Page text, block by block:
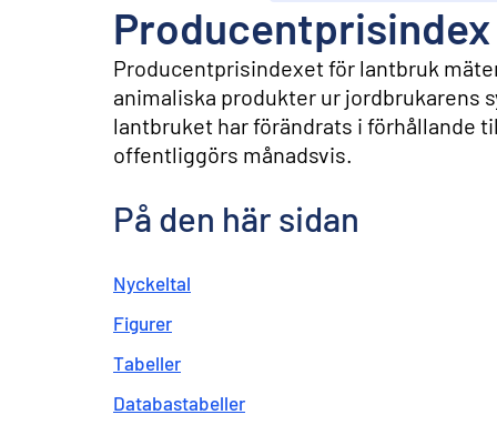
Producentprisindexet för lantbruk
animaliska produkter ur jordbrukarens
lantbruket har förändrats i förhållande
offentliggörs månadsvis.
På den här sidan
Nyckeltal
Figurer
Tabeller
Databastabeller